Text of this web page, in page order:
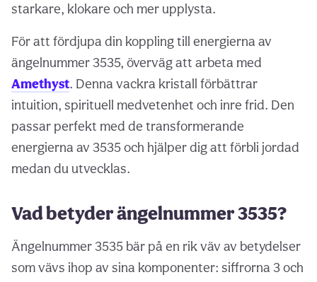
starkare, klokare och mer upplysta.
För att fördjupa din koppling till energierna av
ängelnummer 3535, överväg att arbeta med
Amethyst. Denna vackra kristall förbättrar
intuition, spirituell medvetenhet och inre frid. Den
passar perfekt med de transformerande
energierna av 3535 och hjälper dig att förbli jordad
medan du utvecklas.
Vad betyder ängelnummer 3535?
Ängelnummer 3535 bär på en rik väv av betydelser
som vävs ihop av sina komponenter: siffrorna 3 och